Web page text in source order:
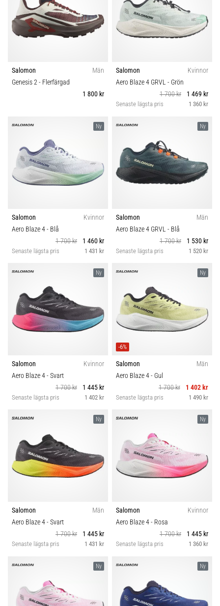
Salomon
Män
Genesis 2- Flerfärgad
1 800 kr
Salomon
Kvinnor
Aero Blaze 4 GRVL - Grön
1 700 kr
1 469 kr
Senaste lägsta pris 1 360 kr
Ny
Salomon
Kvinnor
Aero Blaze 4- Blå
1 700 kr
1 460 kr
Senaste lägsta pris 1 431 kr
Ny
Salomon
Män
Aero Blaze 4 GRVL - Blå
1 700 kr
1 530 kr
Senaste lägsta pris 1 520 kr
Ny
Salomon
Kvinnor
Aero Blaze 4- Svart
1 700 kr
1 445 kr
Senaste lägsta pris 1 402 kr
Ny
-6%
Salomon
Män
Aero Blaze 4- Gul
1 700 kr
1 402 kr
Senaste lägsta pris 1 490 kr
Ny
Salomon
Män
Aero Blaze 4- Svart
1 700 kr
1 445 kr
Senaste lägsta pris 1 431 kr
Ny
Salomon
Kvinnor
Aero Blaze 4- Rosa
1 700 kr
1 445 kr
Senaste lägsta pris 1 360 kr
Ny Ny